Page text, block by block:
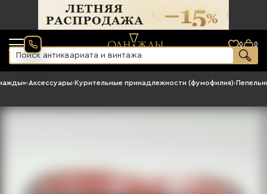
0 0
›Аксессуары›Курительные принадлежности (фумофилия)›